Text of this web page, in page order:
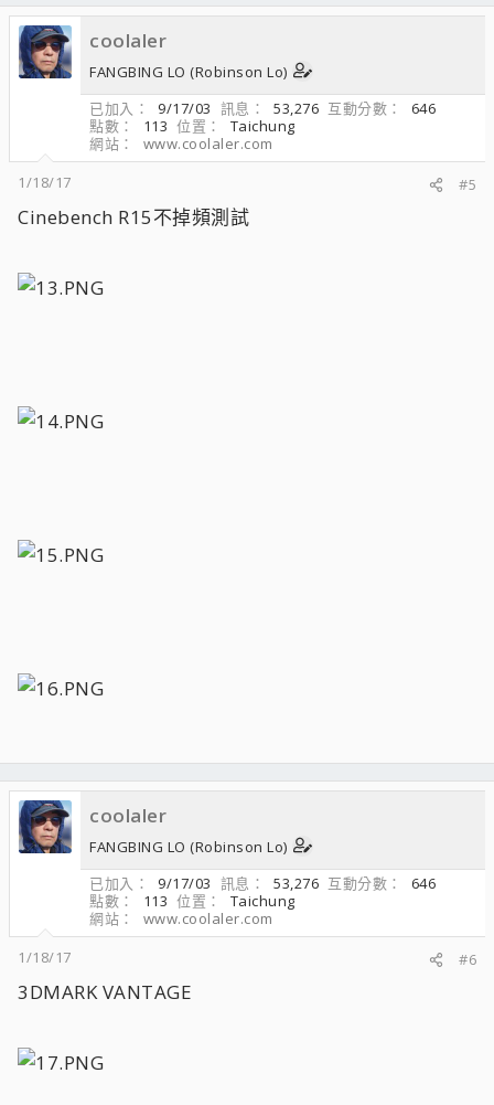
coolaler
FANGBING LO (Robinson Lo)
已加入
9/17/03 訊息 53,276 互動分數
646
點數
113 位置
Taichung
網站
www.coolaler.com
1/18/17
#5
Cinebench R15不掉頻測試
coolaler
FANGBING LO (Robinson Lo)
已加入
9/17/03 訊息 53,276 互動分數
646
點數
113 位置
Taichung
網站
www.coolaler.com
1/18/17
#6
3DMARK VANTAGE